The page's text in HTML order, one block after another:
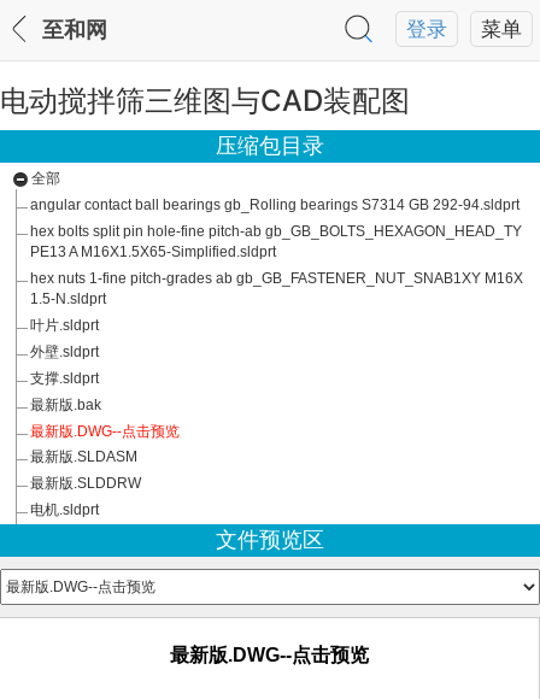
菜单
登录
至和网
电动搅拌筛三维图与CAD装配图
压缩包目录
全部
angular contact ball bearings gb_Rolling bearings S7314 GB 292-94.sldprt
hex bolts split pin hole-fine pitch-ab gb_GB_BOLTS_HEXAGON_HEAD_TY
PE13 A M16X1.5X65-Simplified.sldprt
hex nuts 1-fine pitch-grades ab gb_GB_FASTENER_NUT_SNAB1XY M16X
1.5-N.sldprt
叶片.sldprt
外壁.sldprt
支撑.sldprt
最新版.bak
最新版.DWG--点击预览
最新版.SLDASM
最新版.SLDDRW
电机.sldprt
零件.sldprt
零件2.sldprt
文件预览区
最新版.DWG--点击预览